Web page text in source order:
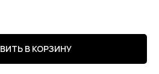
В КОРЗИНУ